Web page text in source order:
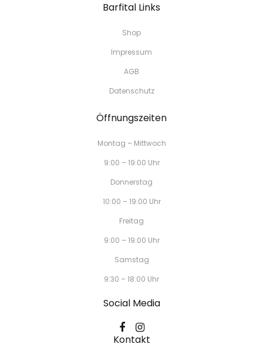
Barfital Links
Shop
Impressum
AGB
Datenschutz
Öffnungszeiten
Montag – Mittwoch
9:00 – 19:00 Uhr
Donnerstag
10:00 – 19:00 Uhr
Freitag
9:00 – 19:00 Uhr
Samstag
9:30 – 18:00 Uhr
Social Media
Kontakt